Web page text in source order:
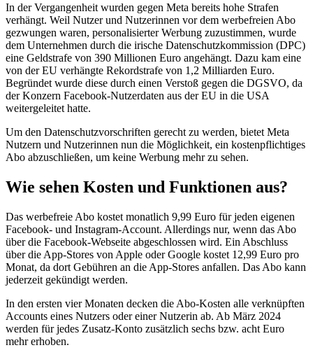
In der Vergangenheit wurden gegen Meta bereits hohe Strafen
verhängt. Weil Nutzer und Nutzerinnen vor dem werbefreien Abo
gezwungen waren, personalisierter Werbung zuzustimmen, wurde
dem Unternehmen durch die irische Datenschutzkommission (DPC)
eine Geldstrafe von 390 Millionen Euro angehängt. Dazu kam eine
von der EU verhängte Rekordstrafe von 1,2 Milliarden Euro.
Begründet wurde diese durch einen Verstoß gegen die DGSVO, da
der Konzern Facebook-Nutzerdaten aus der EU in die USA
weitergeleitet hatte.
Um den Datenschutzvorschriften gerecht zu werden, bietet Meta
Nutzern und Nutzerinnen nun die Möglichkeit, ein kostenpflichtiges
Abo abzuschließen, um keine Werbung mehr zu sehen.
Wie sehen Kosten und Funktionen aus?
Das werbefreie Abo kostet monatlich 9,99 Euro für jeden eigenen
Facebook- und Instagram-Account. Allerdings nur, wenn das Abo
über die Facebook-Webseite abgeschlossen wird. Ein Abschluss
über die App-Stores von Apple oder Google kostet 12,99 Euro pro
Monat, da dort Gebühren an die App-Stores anfallen. Das Abo kann
jederzeit gekündigt werden.
In den ersten vier Monaten decken die Abo-Kosten alle verknüpften
Accounts eines Nutzers oder einer Nutzerin ab. Ab März 2024
werden für jedes Zusatz-Konto zusätzlich sechs bzw. acht Euro
mehr erhoben.